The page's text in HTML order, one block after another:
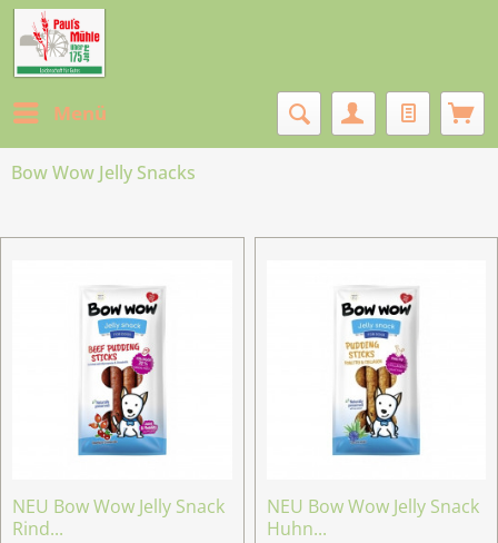
Menü
Bow Wow Jelly Snacks
NEU Bow Wow Jelly Snack
Rind...
NEU Bow Wow Jelly Snack
Huhn...